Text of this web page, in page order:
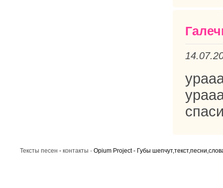
Тексты песен - контакты · Opium Project - Губы